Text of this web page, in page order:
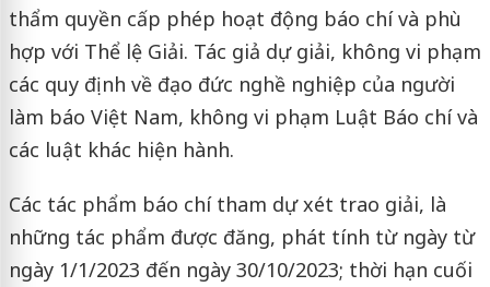
thẩm quyền cấp phép hoạt động báo chí và phù
hợp với Thể lệ Giải. Tác giả dự giải, không vi phạm
các quy định về đạo đức nghề nghiệp của người
làm báo Việt Nam, không vi phạm Luật Báo chí và
các luật khác hiện hành.
Các tác phẩm báo chí tham dự xét trao giải, là
những tác phẩm được đăng, phát tính từ ngày từ
ngày 1/1/2023 đến ngày 30/10/2023; thời hạn cuối